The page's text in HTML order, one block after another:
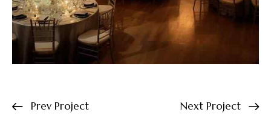
Prev Project Next Project